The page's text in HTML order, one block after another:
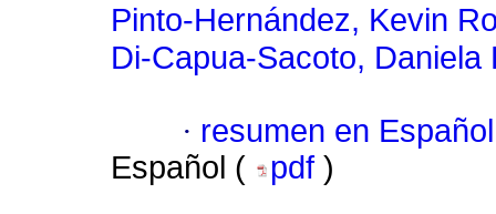
Pinto-Hernández, Kevin
Di-Capua-Sacoto, Daniela
· resumen en Español
Español (
pdf )